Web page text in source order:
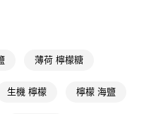
付款」的支付方式。 讓您購物簡單
不需儲值。薄荷 檸檬糖
生機 檸檬 檸檬 海鹽